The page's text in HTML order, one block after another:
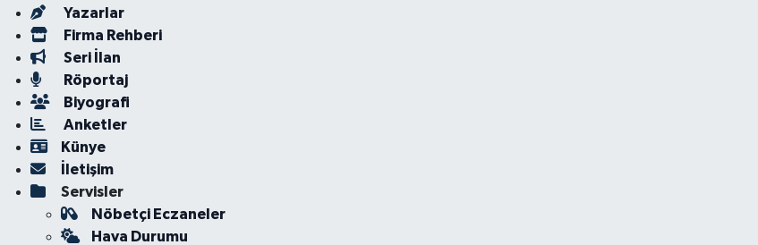
Yazarlar
Firma Rehberi
Seri İlan
Röportaj
Biyografi
Anketler
Künye
İletişim
Servisler
Nöbetçi Eczaneler
Hava Durumu